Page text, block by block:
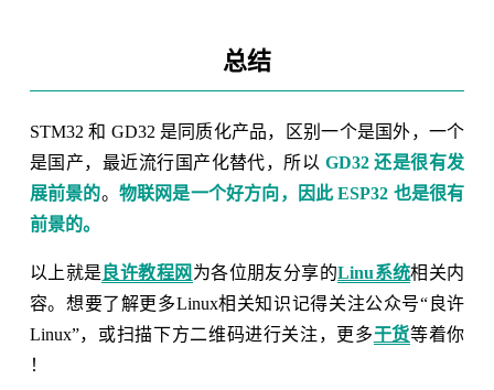
总结
STM32 和 GD32 是同质化产品，区别一个是国外，一个
是国产，最近流行国产化替代，所以 GD32 还是很有发
展前景的。 物联网是一个好方向，因此 ESP32 也是很有
前景的。
以上就是 良许教程网 为各位朋友分享的Linu系统相关内
容。想要了解更多Linux相关知识记得关注公众号“良许
Linux”，或扫描下方二维码进行关注，更多干货等着你
！